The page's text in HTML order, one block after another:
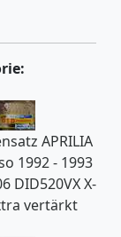
APRILIA
1992 - 1993
DID520VX X-
vertärkt